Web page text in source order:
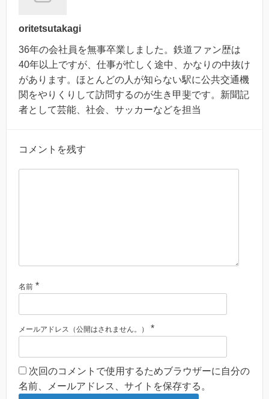
oritetsutakagi
36年の会社員を無事卒業しました。鉄道ファン歴は
40年以上ですが、仕事が忙しく途中、かなりの中抜け
があります。ほとんどの人が知らない駅に公共交通機
関をやりくりして訪問するのが生き甲斐です。新聞記
者として芸能、社会、サッカーなどを担当
コメントを残す
名前 *
メールアドレス（公開はされません。） *
次回のコメントで使用するためブラウザーに自分の
名前、メールアドレス、サイトを保存する。